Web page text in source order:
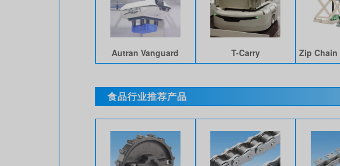
Autran Vanguard T-Carry Zip
食品行业推荐产品